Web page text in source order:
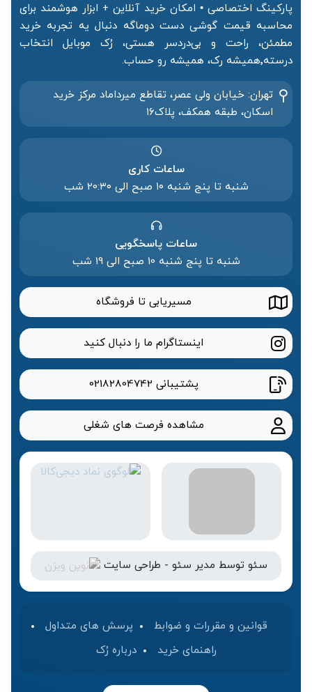
پارکینگ اختصاصی • امکان خرید آنلاین + ابزار هوشمند برای
محاسبه قیمت گوشی دست دوماگه دنبال یه تجربه خرید
مطمئن، راحت و بی‌دردسر هستی، رُک موبایل انتخاب
درسته٬همیشه رک، همیشه رو حساب.
تهران: خیابان ولی عصر، تقاطع میرداماد مرکز خرید‌
اسکان، طبقه همکف، پلاک۱۶
ساعات کاری
شنبه تا پنج شنبه ۱۰ صبح الی 20:۳۰ شب
ساعات پاسخگویی
شنبه تا پنج شنبه 10 صبح الی 19 شب
مسیریابی تا فروشگاه
اینستاگرام ما را دنبال کنید
پشتیبانی 02182804742
مشاهده فرصت های شغلی
سئو توسط مدیر سئو - طراحی سایت
قوانین و مقررات و ضوابط
پرسش های متداول
راهنمای خرید
درباره رُک‌